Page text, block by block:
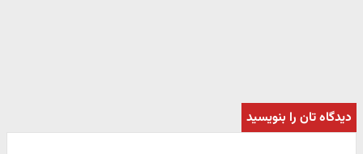
دیدگاه تان را بنویسید